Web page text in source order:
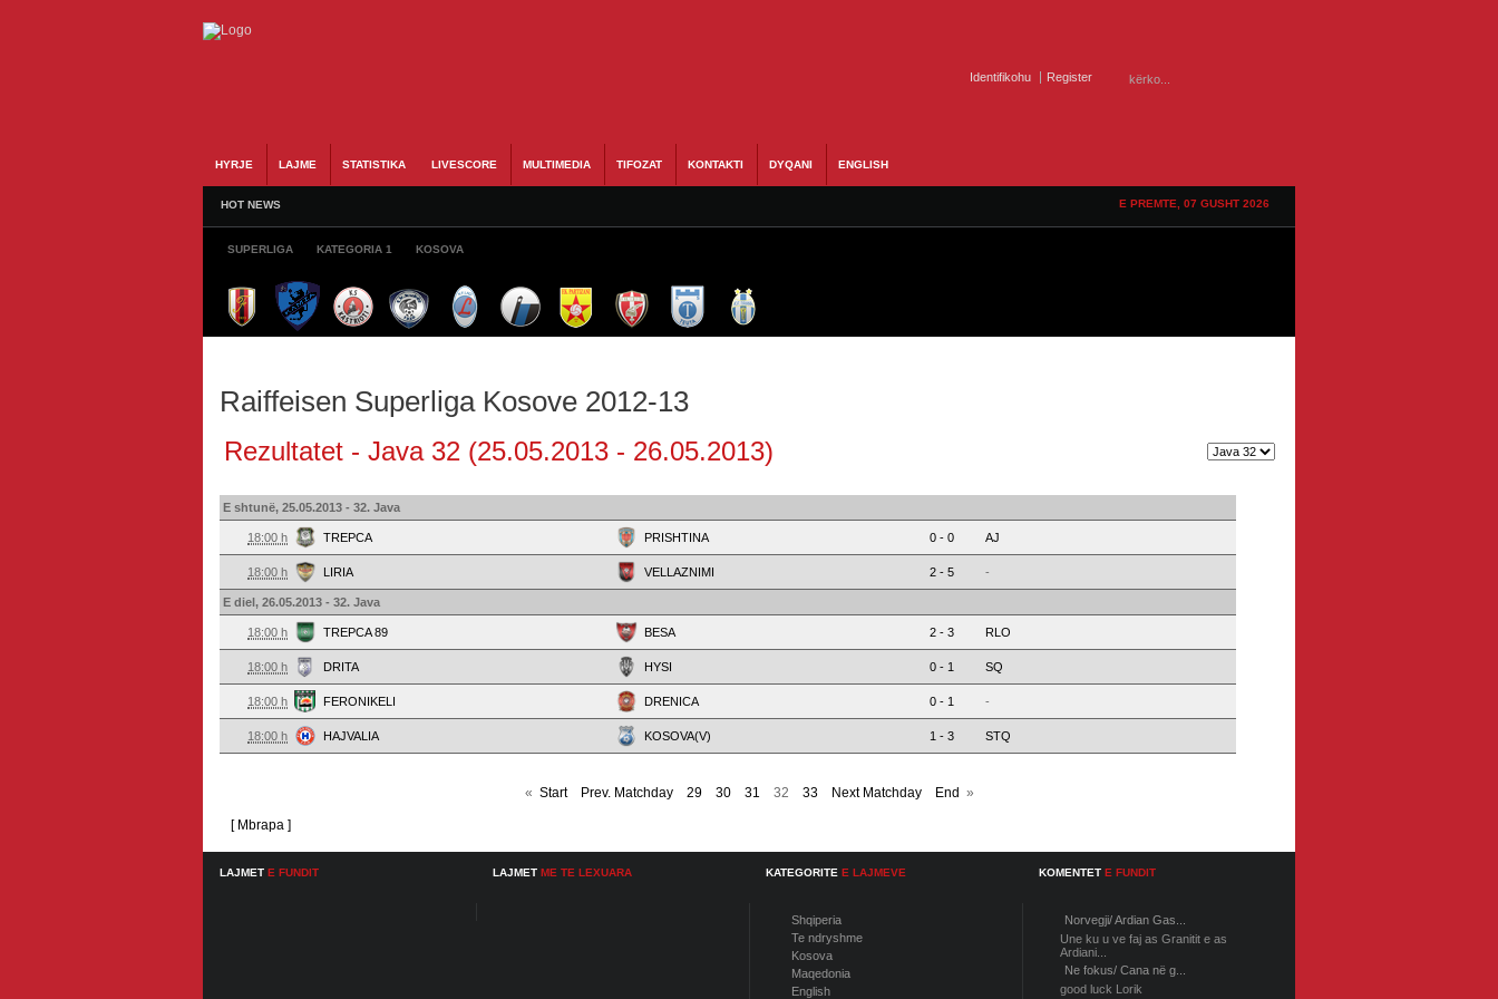
Identifikohu Register
HYRJE LAJME STATISTIKA LIVESCORE MULTIMEDIA TIFOZAT KONTAKTI DYQANI ENGLISH
HOT NEWS E PREMTE, 07 GUSHT 2026
SUPERLIGA KATEGORIA 1 KOSOVA
Raiffeisen Superliga Kosove 2012-13
Rezultatet - Java 32 (25.05.2013 - 26.05.2013)
E shtunë, 25.05.2013 - 32. Java
18:00 h TREPCA PRISHTINA 0 - 0 AJ
18:00 h LIRIA VELLAZNIMI 2 - 5 -
E diel, 26.05.2013 - 32. Java
18:00 h TREPCA 89 BESA 2 - 3 RLO
18:00 h DRITA HYSI 0 - 1 SQ
18:00 h FERONIKELI DRENICA 0 - 1 -
18:00 h HAJVALIA KOSOVA(V) 1 - 3 STQ
« Start Prev. Matchday 29 30 31 32 33 Next Matchday End »
[ Mbrapa ]
LAJMET E FUNDIT LAJMET ME TE LEXUARA KATEGORITE E LAJMEVE
Shqiperia
Te ndryshme
Kosova
Maqedonia
English
KOMENTET E FUNDIT
Norvegji/ Ardian Gas...
Une ku u ve faj as Granitit e as
Ardiani...
Ne fokus/ Cana në g...
good luck Lorik